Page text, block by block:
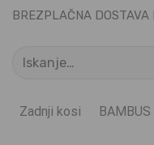
Skoči
vsebino
BREZPLAČNA
Išči:
Zadnji kosi BAMBUS